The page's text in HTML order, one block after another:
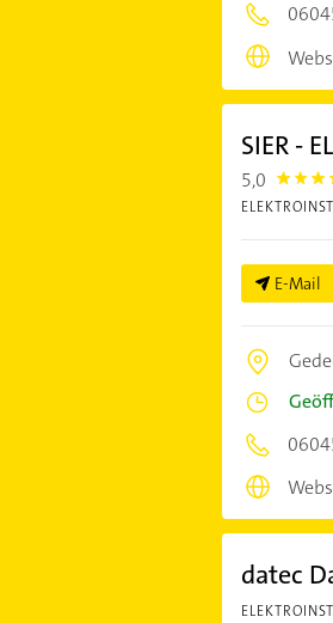
SIER -
5,0 5.0
E-Mail
datec